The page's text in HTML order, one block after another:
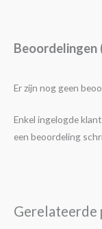
Beoordelingen
Er zijn nog geen
Enkel ingelogde
een beoordeling
Gerelateerde